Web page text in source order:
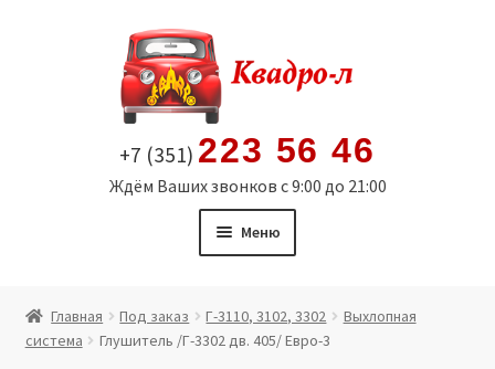
содержимому
+7 (351) 223 56 46
Ждём Ваших звонков с 9:00 до 21:00
Меню
Витрина
Главная Под заказ Г-3110, 3102, 3302
Выхлопная
система
Глушитель /Г-3302 дв. 405/ Евро-3